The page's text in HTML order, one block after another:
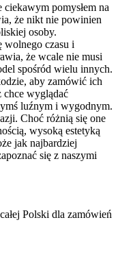
pomysłem na
że nikt nie powinien
osoby.
wolnego czasu i
że wcale nie musi
spośród wielu innych.
aby zamówić ich
chce wyglądać
luźnym i wygodnym.
Choć różnią się one
wysoką estetyką
jak najbardziej
się z naszymi
Polski dla zamówień